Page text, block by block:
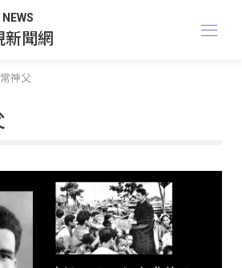
新聞網
神父